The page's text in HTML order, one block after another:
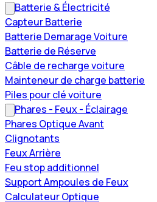
Batterie & Électricité
Capteur Batterie
Batterie Demarage Voiture
Batterie de Réserve
Câble de recharge voiture
Mainteneur de charge batterie
Piles pour clé voiture
Phares - Feux - Éclairage
Phares Optique Avant
Clignotants
Feux Arrière
Feu stop additionnel
Support Ampoules de Feux
Calculateur Optique